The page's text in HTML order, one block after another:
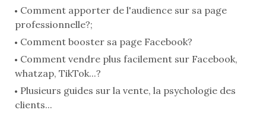
Comment apporter de l'audience sur sa page
professionnelle?;
Comment booster sa page Facebook?
Comment vendre plus facilement sur Facebook,
whatzap, TikTok...?
Plusieurs guides sur la vente, la psychologie des
clients...